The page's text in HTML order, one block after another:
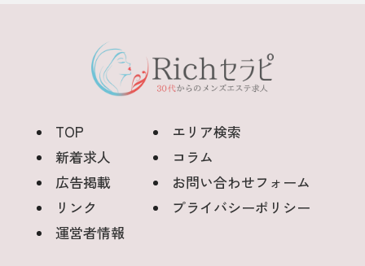
TOP
エリア検索
新着求人
コラム
広告掲載
お問い合わせフォーム
リンク
プライバシーポリシー
運営者情報